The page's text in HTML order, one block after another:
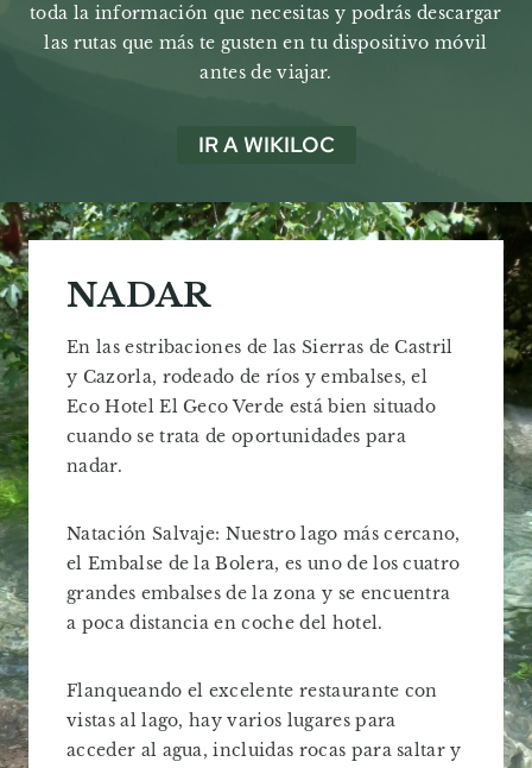
toda la información que necesitas y podrás descargar
las rutas que más te gusten en tu dispositivo móvil
antes de viajar.
IR A WIKILOC
NADAR
En las estribaciones de las Sierras de Castril
y Cazorla, rodeado de ríos y embalses, el
Eco Hotel El Geco Verde está bien situado
cuando se trata de oportunidades para
nadar.
Natación Salvaje: Nuestro lago más cercano,
el Embalse de la Bolera, es uno de los cuatro
grandes embalses de la zona y se encuentra
a poca distancia en coche del hotel.
Flanqueando el excelente restaurante con
vistas al lago, hay varios lugares para
acceder al agua, incluidas rocas para saltar y